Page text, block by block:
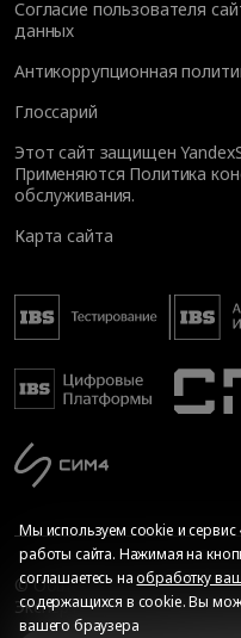
Согласие пользователя
данных
Антикоррупционная
Глоссарий
Этот сайт защищен
Применяются Политика
обслуживания.
Карта сайта
© Общество с
Экспертиза», 2026. Все
Мы используем cookie и сервис
работы сайта. Нажимая на
соглашаетесь наобработку
содержащихся в cookie. Вы
вашего браузера